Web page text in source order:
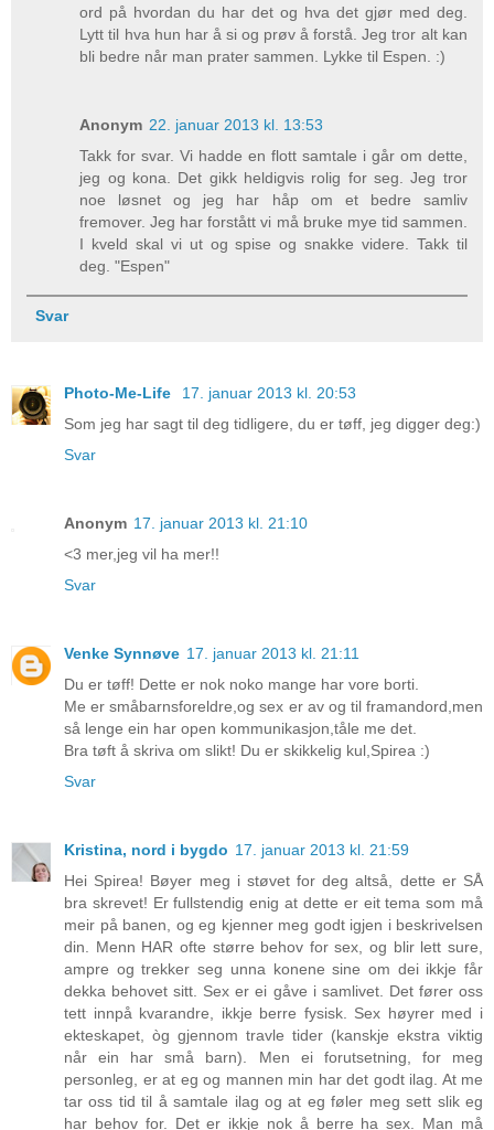
ord på hvordan du har det og hva det gjør med deg.
Lytt til hva hun har å si og prøv å forstå. Jeg tror alt kan
bli bedre når man prater sammen. Lykke til Espen. :)
Anonym 22. januar 2013 kl. 13:53
Takk for svar. Vi hadde en flott samtale i går om dette,
jeg og kona. Det gikk heldigvis rolig for seg. Jeg tror
noe løsnet og jeg har håp om et bedre samliv
fremover. Jeg har forstått vi må bruke mye tid sammen.
I kveld skal vi ut og spise og snakke videre. Takk til
deg. "Espen"
Svar
Photo-Me-Life
17. januar 2013 kl. 20:53
Som jeg har sagt til deg tidligere, du er tøff, jeg digger deg:)
Svar
Anonym 17. januar 2013 kl. 21:10
<3 mer,jeg vil ha mer!!
Svar
Venke Synnøve 17. januar 2013 kl. 21:11
Du er tøff! Dette er nok noko mange har vore borti.
Me er småbarnsforeldre,og sex er av og til framandord,men
så lenge ein har open kommunikasjon,tåle me det.
Bra tøft å skriva om slikt! Du er skikkelig kul,Spirea :)
Svar
Kristina, nord i bygdo 17. januar 2013 kl. 21:59
Hei Spirea! Bøyer meg i støvet for deg altså, dette er SÅ
bra skrevet! Er fullstendig enig at dette er eit tema som må
meir på banen, og eg kjenner meg godt igjen i beskrivelsen
din. Menn HAR ofte større behov for sex, og blir lett sure,
ampre og trekker seg unna konene sine om dei ikkje får
dekka behovet sitt. Sex er ei gåve i samlivet. Det fører oss
tett innpå kvarandre, ikkje berre fysisk. Sex høyrer med i
ekteskapet, òg gjennom travle tider (kanskje ekstra viktig
når ein har små barn). Men ei forutsetning, for meg
personleg, er at eg og mannen min har det godt ilag. At me
tar oss tid til å samtale ilag og at eg føler meg sett slik eg
har behov for. Det er ikkje nok å berre ha sex. Man må